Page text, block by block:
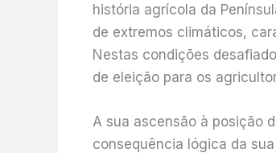
história agrícola da
de extremos climáticos,
Nestas condições
de eleição para os
A sua ascensão à posição
consequência lógica da